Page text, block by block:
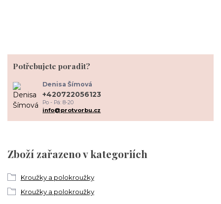
Zboží zařazeno v kategoriích
Kroužky a polokroužky
Kroužky a polokroužky
Potřebujete poradit?
Denisa Šímová
+420722056123
Po - Pá: 8-20
info@protvorbu.cz